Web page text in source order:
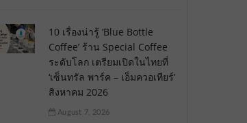
10 เรื่องน่ารู้ ‘Blue Bottle
Coffee’ ร้าน Special Coffee
ระดับโลก เตรียมเปิดในไทยที่
‘เซ็นทรัล พาร์ค – เอ็มควอเทียร์’
สิงหาคม 2026
August 7, 2026